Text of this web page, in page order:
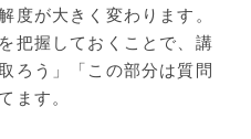
度が大きく変わります。
把握しておくことで、講
ろう」「この部分は質問
ます。